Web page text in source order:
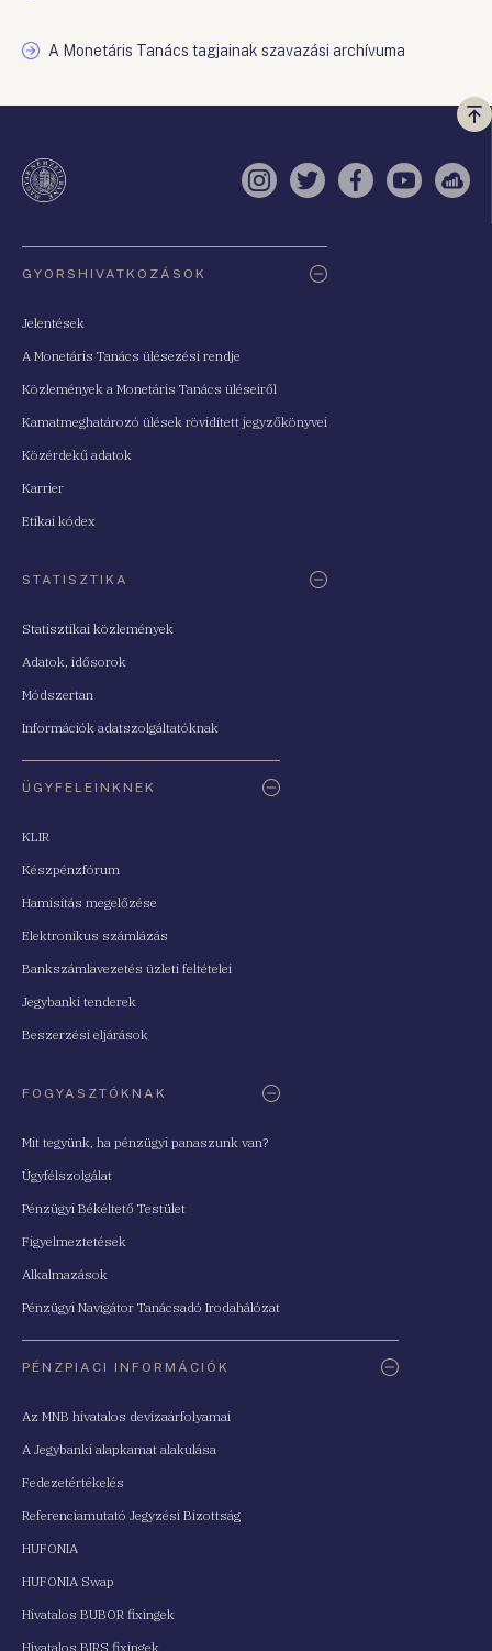
A Monetáris Tanács tagjainak szavazási archívuma
a
Instagram
TwitterFacebook
YouTube
GYORSHIVATKOZÁSOK
Jelentések
A Monetáris Tanács ülésezési rendje
Közlemények a Monetáris Tanács üléseiről
Kamatmeghatározó ülések rövidített jegyzőkönyvei
Közérdekű adatok
Karrier
Etikai kódex
STATISZTIKA
Statisztikai közlemények
Adatok, idősorok
Módszertan
Információk adatszolgáltatóknak
ÜGYFELEINKNEK
KLIR
Készpénzfórum
Hamisítás megelőzése
Elektronikus számlázás
Bankszámlavezetés üzleti feltételei
Jegybanki tenderek
Beszerzési eljárások
FOGYASZTÓKNAK
Mit tegyünk, ha pénzügyi panaszunk van?
Ügyfélszolgálat
Pénzügyi Békéltető Testület
Figyelmeztetések
Alkalmazások
Pénzügyi Navigátor Tanácsadó Irodahálózat
PÉNZPIACI INFORMÁCIÓK
Az MNB hivatalos devizaárfolyamai
A Jegybanki alapkamat alakulása
Fedezetértékelés
Referenciamutató Jegyzési Bizottság
HUFONIA
HUFONIA Swap
Hivatalos BUBOR fixingek
Hivatalos BIRS fixingek